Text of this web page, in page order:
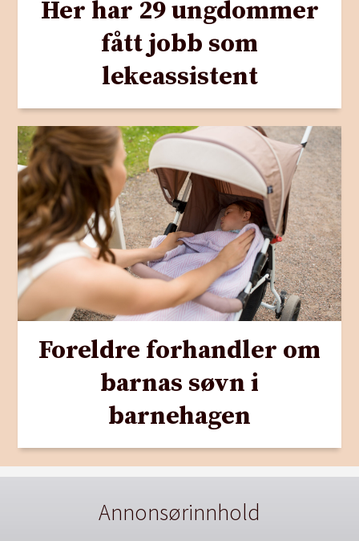
Her har 29 ungdommer
fått jobb som
lekeassistent
Foreldre forhandler om
barnas søvn i
barnehagen
Annonsørinnhold